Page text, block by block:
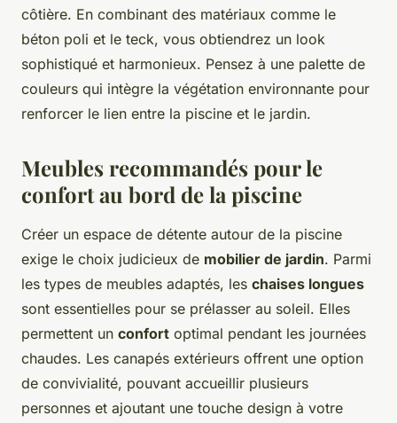
côtière. En combinant des matériaux comme le
béton poli et le teck, vous obtiendrez un look
sophistiqué et harmonieux. Pensez à une palette de
couleurs qui intègre la végétation environnante pour
renforcer le lien entre la piscine et le jardin.
Meubles recommandés pour le
confort au bord de la piscine
Créer un espace de détente autour de la piscine
exige le choix judicieux de mobilier de jardin. Parmi
les types de meubles adaptés, les chaises longues
sont essentielles pour se prélasser au soleil. Elles
permettent un confort optimal pendant les journées
chaudes. Les canapés extérieurs offrent une option
de convivialité, pouvant accueillir plusieurs
personnes et ajoutant une touche design à votre